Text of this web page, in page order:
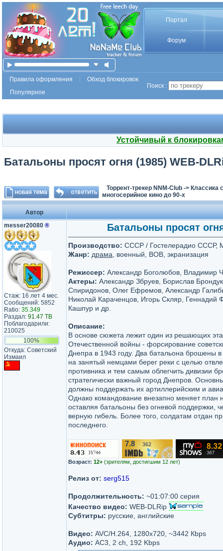
Портал
Форум
Правила оформления
Обход блокировок
Популярное
Поиск :
Устойчивый к
Батальоны просят огня (1985) WEB-
Торрент-трекер NNM-Club -> Классика
многосерийное кино до 90-х
Автор
messer20080 ®
Стаж: 16 лет 4 мес.
Сообщений: 5852
Ratio: 35.349
Раздал: 91.47 TB
Поблагодарили:
210025
100%
Откуда: Советский
Измаил
Батальоны просят
Производство: СССР / Гостелерадио СССР,
Жанр: драма , военный, ВОВ, экранизация
Режиссер: Александр Боголюбов, Владимир
Актеры: Александр Збруев, Борислав
Спиридонов, Олег Ефремов, Александр
Николай Караченцов, Игорь Скляр, Геннадий
Кашпур и др.
Описание:
В основе сюжета лежит один из решающих
Отечественной войны - форсирование
Днепра в 1943 году. Два батальона брошены
на занятый немцами берег реки с целью
противника и тем самым облегчить дивизии
стратегически важный город Днепров.
должны поддержать их артиллерийским и
Однако командование внезапно меняет план
оставляя батальоны без огневой поддержки,
верную гибель. Более того, солдатам отдан
последнего.
7.8 362
Возраст: 12+ (зрителям, достигшим 12 лет)
Релиз от: serg515
Продолжительность: ~01:07:00 серия
Качество видео: WEB-DLRip
Субтитры: русские, английские
Видео: AVC/H.264, 1280x720, ~3442 Кbps
Аудио: AC3, 2 ch, 192 Kbps